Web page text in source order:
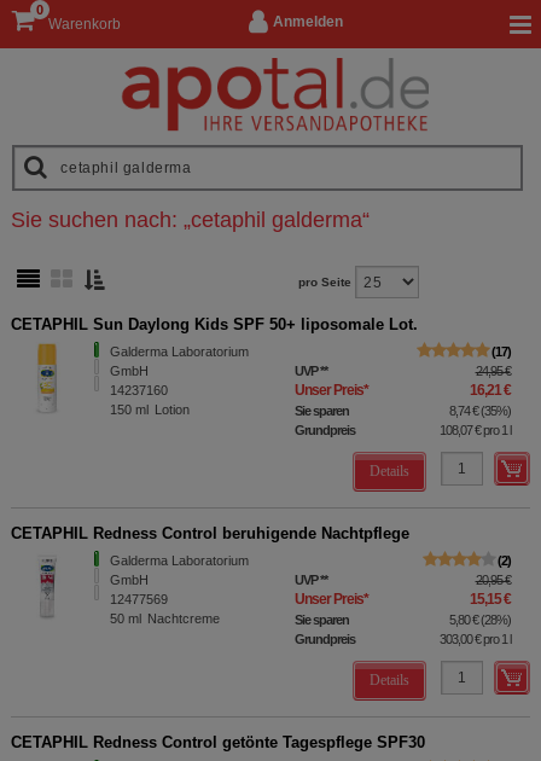
Anmelden
Warenkorb
0
Sie suchen nach: „cetaphil galderma“
pro Seite
CETAPHIL Sun Daylong Kids SPF 50+ liposomale Lot.
Galderma Laboratorium
GmbH
14237160
150 ml Lotion
17
UVP** 24,95 €
Unser Preis* 16,21 €
Sie sparen 8,74 €(35%)
Grundpreis
108,07 €pro 1 l
Details
CETAPHIL Redness Control beruhigende Nachtpflege
Galderma Laboratorium
GmbH
12477569
50 ml Nachtcreme
2
UVP** 20,95 €
Unser Preis* 15,15 €
Sie sparen 5,80 €(28%)
Grundpreis
303,00 €pro 1 l
Details
CETAPHIL Redness Control getönte Tagespflege SPF30